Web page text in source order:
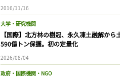
2016/11/16
大学・研究機関
【国際】北方林の樹冠、永久凍土融解から
590億トン保護。初の定量化
2026/08/04
政府・国際機関・NGO